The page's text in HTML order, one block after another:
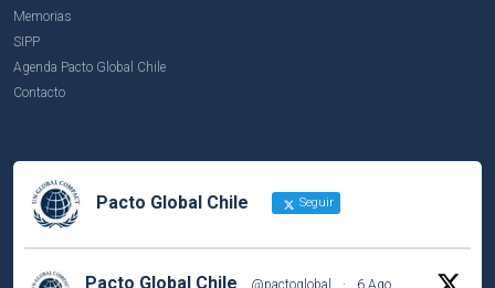
Memorias
SIPP
Agenda Pacto Global Chile
Contacto
Pacto Global Chile Seguir
Pacto Global Chile @pactoglobal ·
6 Ago